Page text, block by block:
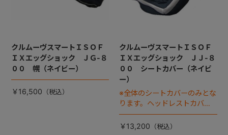
クルムーヴスマートＩＳＯＦ
ＩＸエッグショック ＪＧ-８
００ 幌（ネイビー）
￥16,500
クルムーヴスマートＩＳＯＦ
ＩＸエッグショック ＪＪ-８
００ シートカバー（ネイビ
ー）
※全体のシートカバーのみとな
ります。ヘッドレストカバー
は別売りです。
￥13,200